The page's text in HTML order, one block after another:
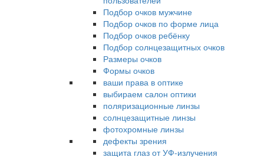
Подбор очков мужчине
Подбор очков по форме лица
Подбор очков ребёнку
Подбор солнцезащитных очков
Размеры очков
Формы очков
ваши права в оптике
выбираем салон оптики
поляризационные линзы
солнцезащитные линзы
фотохромные линзы
дефекты зрения
защита глаз от УФ-излучения